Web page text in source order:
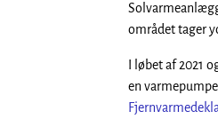
området tager
I løbet af 2021
en